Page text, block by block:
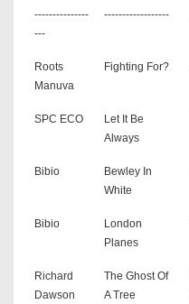
---------------
---
------------------
Roots
Manuva
Fighting For?
SPC ECO
Let It Be
Always
Bibio
Bewley In
White
Bibio
London
Planes
Richard
Dawson
The Ghost Of
A Tree